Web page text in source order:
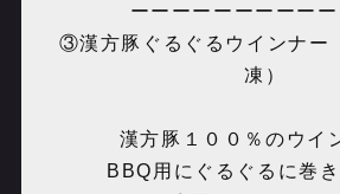
ーーーーーーーーー
③漢方豚ぐるぐるウインナ
凍）
漢方豚１００％のウイ
BBQ用にぐるぐるに巻き